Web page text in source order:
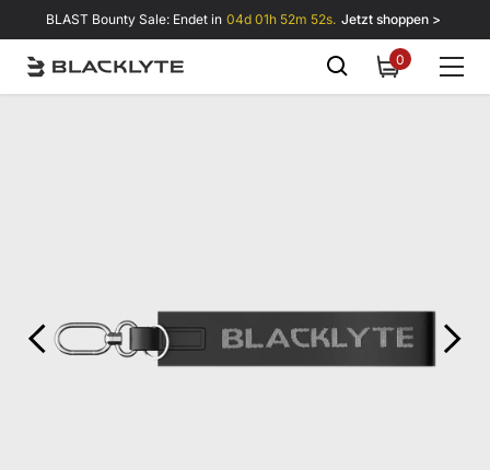
Zum Inhalt springen
BLAST Bounty Sale: Endet in 04d 01h 52m 52s. Jetzt shoppen >
00